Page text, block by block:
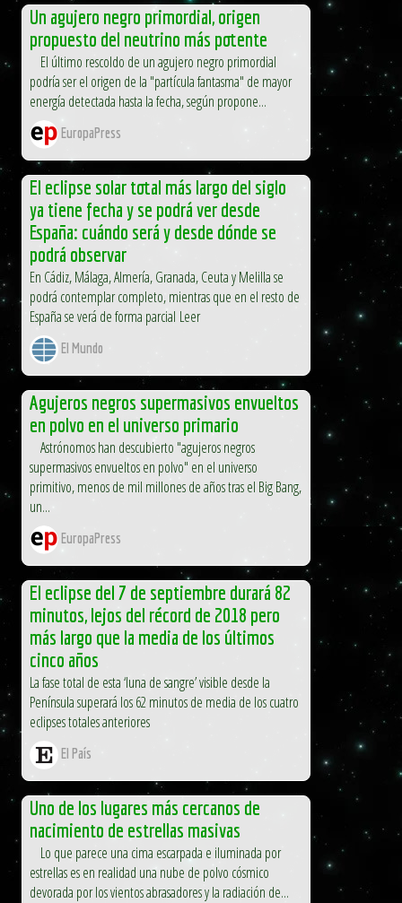
Un agujero negro primordial, origen
propuesto del neutrino más potente
El último rescoldo de un agujero negro primordial
podría ser el origen de la "partícula fantasma" de mayor
energía detectada hasta la fecha, según propone...
EuropaPress
El eclipse solar total más largo del siglo
ya tiene fecha y se podrá ver desde
España: cuándo será y desde dónde se
podrá observar
En Cádiz, Málaga, Almería, Granada, Ceuta y Melilla se
podrá contemplar completo, mientras que en el resto de
España se verá de forma parcial Leer
El Mundo
Agujeros negros supermasivos envueltos
en polvo en el universo primario
Astrónomos han descubierto "agujeros negros
supermasivos envueltos en polvo" en el universo
primitivo, menos de mil millones de años tras el Big Bang,
un...
EuropaPress
El eclipse del 7 de septiembre durará 82
minutos, lejos del récord de 2018 pero
más largo que la media de los últimos
cinco años
La fase total de esta ‘luna de sangre’ visible desde la
Península superará los 62 minutos de media de los cuatro
eclipses totales anteriores
El País
Uno de los lugares más cercanos de
nacimiento de estrellas masivas
Lo que parece una cima escarpada e iluminada por
estrellas es en realidad una nube de polvo cósmico
devorada por los vientos abrasadores y la radiación de...